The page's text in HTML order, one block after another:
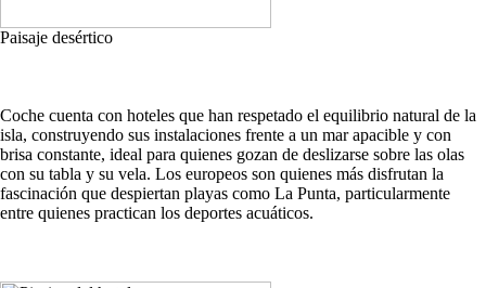
Paisaje desértico
Coche cuenta con hoteles que han respetado el equilibrio natural de la
isla, construyendo sus instalaciones frente a un mar apacible y con
brisa constante, ideal para quienes gozan de deslizarse sobre las olas
con su tabla y su vela. Los europeos son quienes más disfrutan la
fascinación que despiertan playas como La Punta, particularmente
entre quienes practican los deportes acuáticos.